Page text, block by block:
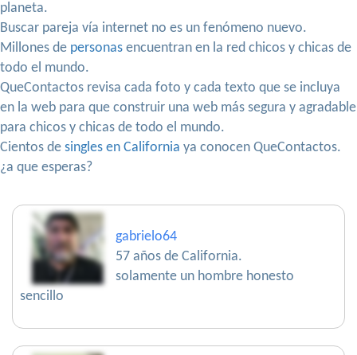
planeta.
Buscar pareja vía internet no es un fenómeno nuevo.
Millones de personas encuentran en la red chicos y chicas de
todo el mundo.
QueContactos revisa cada foto y cada texto que se incluya
en la web para que construir una web más segura y agradable
para chicos y chicas de todo el mundo.
Cientos de singles en California ya conocen QueContactos.
¿a que esperas?
gabrielo64
57 años de California.
solamente un hombre honesto
sencillo